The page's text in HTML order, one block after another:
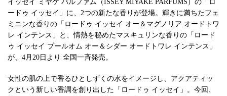
イッセイ ミヤケ パルファム（ISSEY MIYAKE PARFUMS）の「ロ
ードゥ イッセイ」に、2つの新たな香りが登場。輝きに満ちたフェ
ミニンな香りの「ロードゥ イッセイ オー＆マグノリア オードトワ
レ インテンス」と、情熱を秘めたマスキュリンな香りの「ロード
ゥ イッセイ プールオム オー＆シダー オードトワレ インテンス」
が、4月20日より 全国一斉発売。
女性の肌の上で香るひとしずくの水をイメージし、アクアティッ
クという新しい香調を創り出した「ロードゥ イッセイ」。今回、